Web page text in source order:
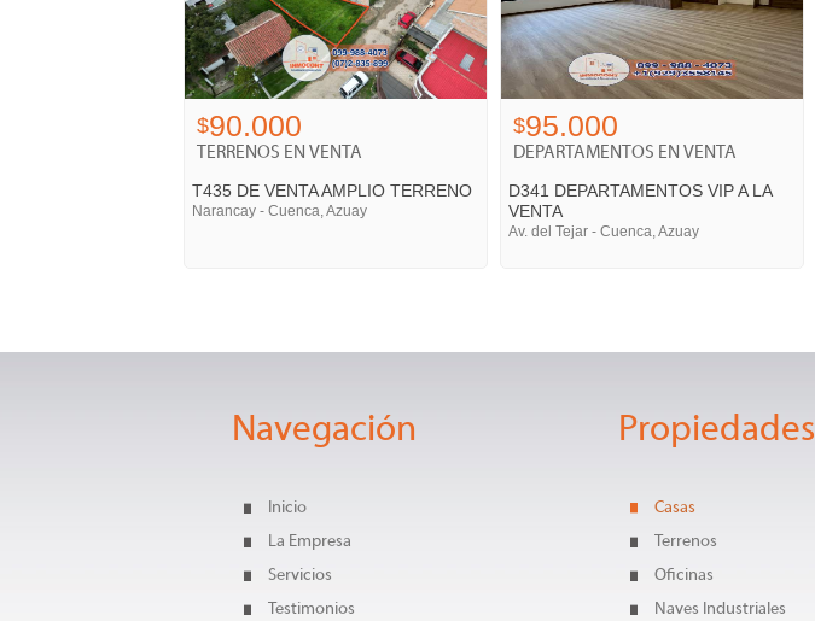
$90.000
TERRENOS EN VENTA
T435 DE VENTA AMPLIO TERRENO
Narancay - Cuenca, Azuay
$95.000
DEPARTAMENTOS EN VENTA
D341 DEPARTAMENTOS VIP A LA
VENTA
Av. del Tejar - Cuenca, Azuay
Navegación
Inicio
La Empresa
Servicios
Testimonios
Propiedades
Casas
Terrenos
Oficinas
Naves Industriales